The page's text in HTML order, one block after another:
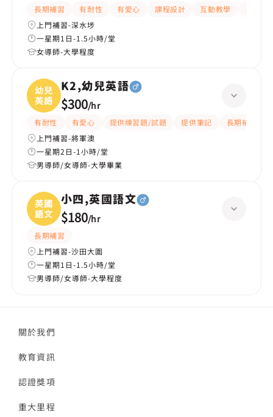
長期補習 有耐性 有愛心 課程設計 互動教學
題目講
上門補習-深水埗
一星期1日-1.5小時/堂
女導師-大學程度
幼兒
英語
K2,幼兒英語
$300/hr
有耐性 有愛心 提供練習題/試題 提供筆記
長期補習
上門補習-將軍澳
一星期2日-1小時/堂
男導師/女導師-大學畢業
英國
語文
小四,英國語文
$180/hr
長期補習
上門補習-沙田大圍
一星期1日-1.5小時/堂
男導師/女導師-大學程度
關於我們
教育資訊
認證獎項
重大里程